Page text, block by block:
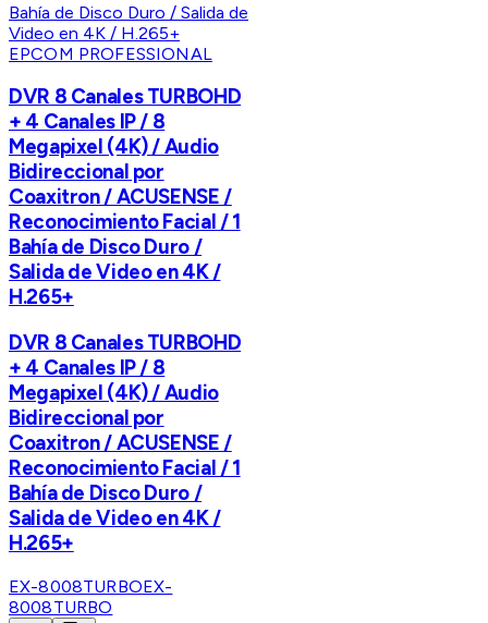
EPCOM PROFESSIONAL
DVR 8 Canales TURBOHD
+ 4 Canales IP / 8
Megapixel (4K) / Audio
Bidireccional por
Coaxitron / ACUSENSE /
Reconocimiento Facial / 1
Bahía de Disco Duro /
Salida de Video en 4K /
H.265+
DVR 8 Canales TURBOHD
+ 4 Canales IP / 8
Megapixel (4K) / Audio
Bidireccional por
Coaxitron / ACUSENSE /
Reconocimiento Facial / 1
Bahía de Disco Duro /
Salida de Video en 4K /
H.265+
EX-8008TURBOEX-
8008TURBO